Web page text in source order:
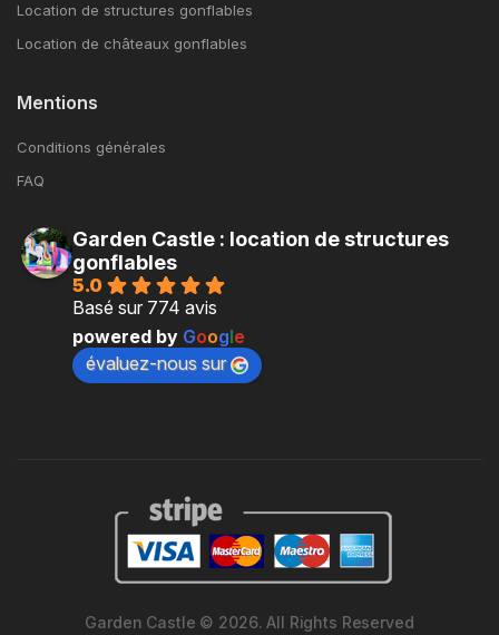
Location de structures gonflables
Location de châteaux gonflables
Mentions
Conditions générales
FAQ
Garden Castle : location de structures
gonflables
5.0
Basé sur 774 avis
powered by Google
évaluez-nous sur
Garden Castle © 2026. All Rights Reserved